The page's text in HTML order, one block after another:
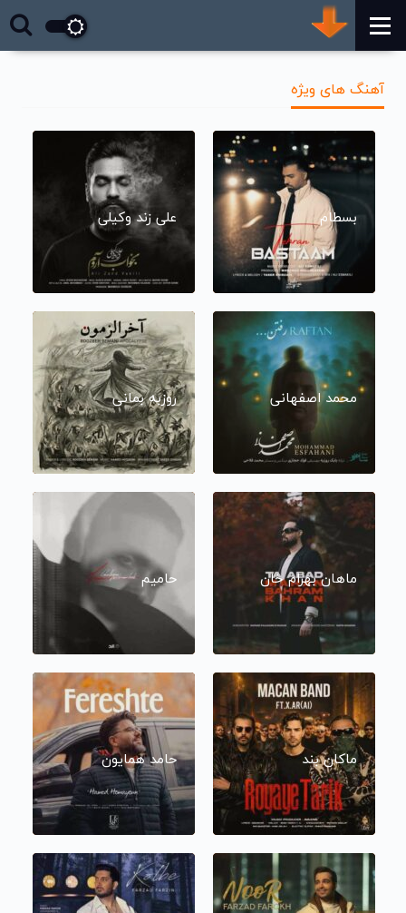
آهنگ های ویژه
بسطام علی زند وکیلی
محمد اصفهانی روزبه بمانی
ماهان بهرام خان حامیم
ماکان بند حامد همایون